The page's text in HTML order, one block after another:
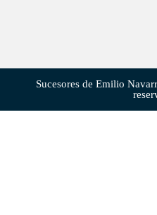
Sucesores de Emilio